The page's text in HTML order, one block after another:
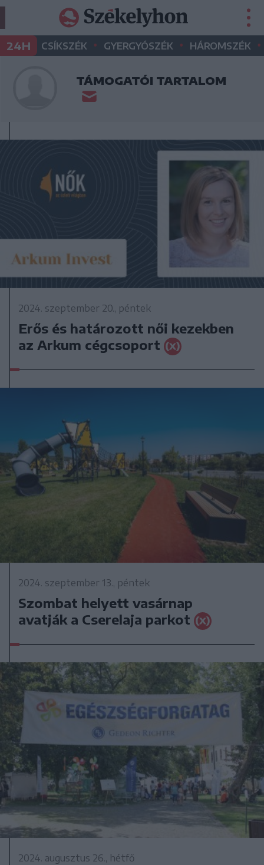
24H CSÍKSZÉK • GYERGYÓSZÉK • HÁROMSZÉK •
TÁMOGATÓI TARTALOM
2024. szeptember 20., péntek
Erős és határozott női kezekben
az Arkum cégcsoport
2024. szeptember 13., péntek
Szombat helyett vasárnap
avatják a Cserelaja parkot
2024. augusztus 26., hétfő